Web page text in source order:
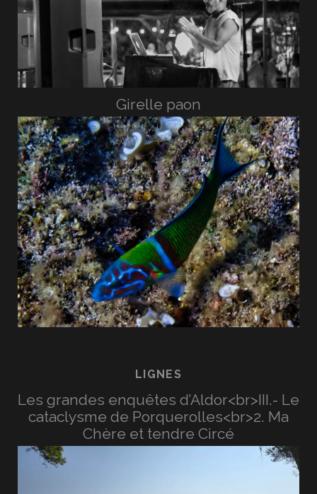
Girelle paon
LIGNES
Les grandes enquêtes d’Aldor<br>III.- Le
cataclysme de Porquerolles<br>2. Ma
Chère et tendre Circé